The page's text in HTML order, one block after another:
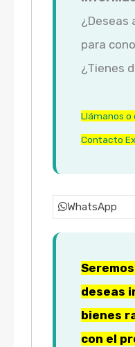
¿Deseas
para
¿Tienes
Llámanos o
Contacto
WhatsApp
deseas
bienes
con el